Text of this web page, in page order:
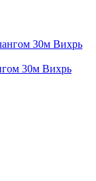
30м Вихрь